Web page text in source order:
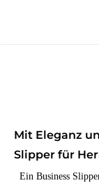
Mit Eleganz
Slipper für
Ein Business